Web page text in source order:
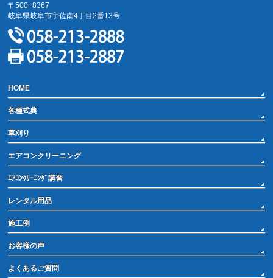
〒500−8367
岐阜県岐阜市宇佐南4丁目2番13号
HOME
各種式典
草刈り
エアコンクリーニング
ｴｱｺﾝｸﾘｰﾆﾝｸﾞ講習
レンタル用品
施工例
お客様の声
よくあるご質問